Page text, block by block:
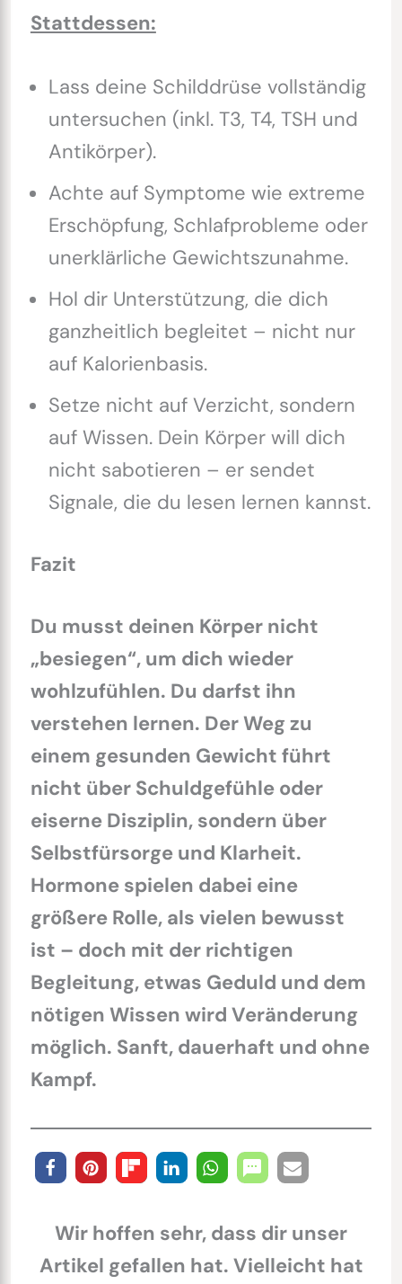
Stattdessen:
Lass deine Schilddrüse vollständig
untersuchen (inkl. T3, T4, TSH und
Antikörper).
Achte auf Symptome wie extreme
Erschöpfung, Schlafprobleme oder
unerklärliche Gewichtszunahme.
Hol dir Unterstützung, die dich
ganzheitlich begleitet – nicht nur
auf Kalorienbasis.
Setze nicht auf Verzicht, sondern
auf Wissen. Dein Körper will dich
nicht sabotieren – er sendet
Signale, die du lesen lernen kannst.
Fazit
Du musst deinen Körper nicht
„besiegen“, um dich wieder
wohlzufühlen. Du darfst ihn
verstehen lernen. Der Weg zu
einem gesunden Gewicht führt
nicht über Schuldgefühle oder
eiserne Disziplin, sondern über
Selbstfürsorge und Klarheit.
Hormone spielen dabei eine
größere Rolle, als vielen bewusst
ist – doch mit der richtigen
Begleitung, etwas Geduld und dem
nötigen Wissen wird Veränderung
möglich. Sanft, dauerhaft und ohne
Kampf.
Wir hoffen sehr, dass dir unser
Artikel gefallen hat. Vielleicht hat